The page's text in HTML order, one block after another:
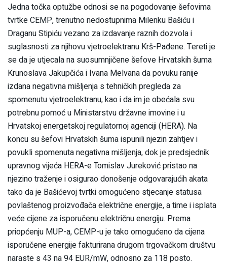
Jedna točka optužbe odnosi se na pogodovanje šefovima
tvrtke CEMP, trenutno nedostupnima Milenku Bašiću i
Draganu Stipiću vezano za izdavanje raznih dozvola i
suglasnosti za njihovu vjetroelektranu Krš-Pađene. Tereti je
se da je utjecala na suosumnjičene šefove Hrvatskih šuma
Krunoslava Jakupčića i Ivana Melvana da povuku ranije
izdana negativna mišljenja s tehničkih pregleda za
spomenutu vjetroelektranu, kao i da im je obećala svu
potrebnu pomoć u Ministarstvu državne imovine i u
Hrvatskoj energetskoj regulatornoj agenciji (HERA). Na
koncu su šefovi Hrvatskih šuma ispunili njezin zahtjev i
povukli spomenuta negativna mišljenja, dok je predsjednik
upravnog vijeća HERA-e Tomislav Jureković pristao na
njezino traženje i osigurao donošenje odgovarajućih akata
tako da je Bašićevoj tvrtki omogućeno stjecanje statusa
povlaštenog proizvođača električne energije, a time i isplata
veće cijene za isporučenu električnu energiju. Prema
priopćenju MUP-a, CEMP-u je tako omogućeno da cijena
isporučene energije fakturirana drugom trgovačkom društvu
naraste s 43 na 94 EUR/mW, odnosno za 118 posto.